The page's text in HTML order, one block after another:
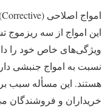
این امواج از سه
ویژگی‌های خاص خود را
نسبت به امواج جنبشی
هستند. این مسأله سبب
خریداران و فروشندگان